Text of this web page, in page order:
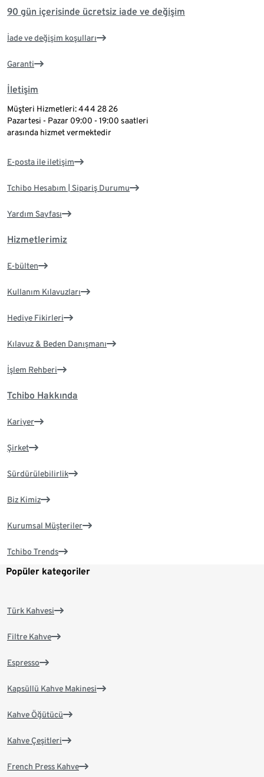
90 gün içerisinde ücretsiz iade ve değişim
İade ve değişim koşulları
Garanti
İletişim
Müşteri Hizmetleri: 444 28 26
Pazartesi - Pazar 09:00 - 19:00 saatleri
arasında hizmet vermektedir
E-posta ile iletişim
Tchibo Hesabım | Sipariş Durumu
Yardım Sayfası
Hizmetlerimiz
E-bülten
Kullanım Kılavuzları
Hediye Fikirleri
Kılavuz & Beden Danışmanı
İşlem Rehberi
Tchibo Hakkında
Kariyer
Şirket
Sürdürülebilirlik
Biz Kimiz
Kurumsal Müşteriler
Tchibo Trends
Popüler kategoriler
Türk Kahvesi
Filtre Kahve
Espresso
Kapsüllü Kahve Makinesi
Kahve Öğütücü
Kahve Çeşitleri
French Press Kahve